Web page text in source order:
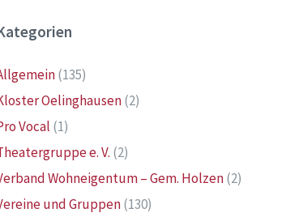
(135)
Oelinghausen(2)
Vocal (1)
e. V. (2)
Wohneigentum – Gem. Holzen(2)
und Gruppen(130)